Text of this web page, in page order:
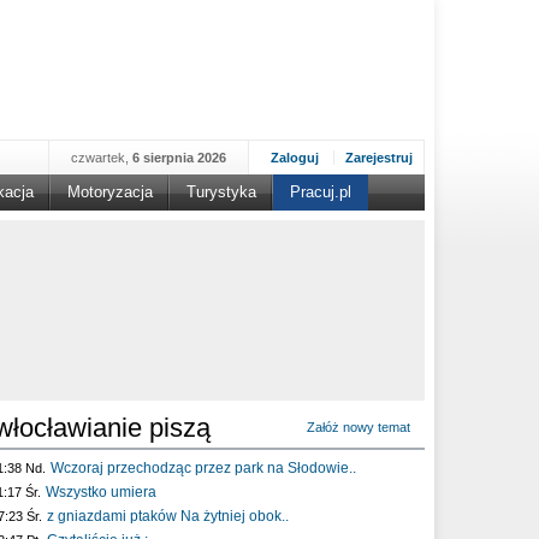
Zaloguj Zarejestruj
czwartek, 6 sierpnia 2026
Motoryzacja Turystyka Pracuj.pl
piszą Załóż nowy temat
Nd. Wczoraj przechodząc przez park na Słodowie..
Śr. Wszystko umiera
Śr. z gniazdami ptaków Na żytniej obok..